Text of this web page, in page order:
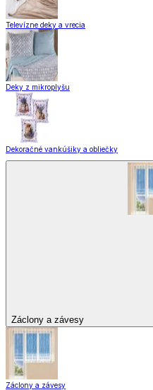
Televízne deky a vrecia
Deky z mikroplyšu
Dekoračné vankúšiky a obliečky
Záclony a závesy
Záclony a závesy